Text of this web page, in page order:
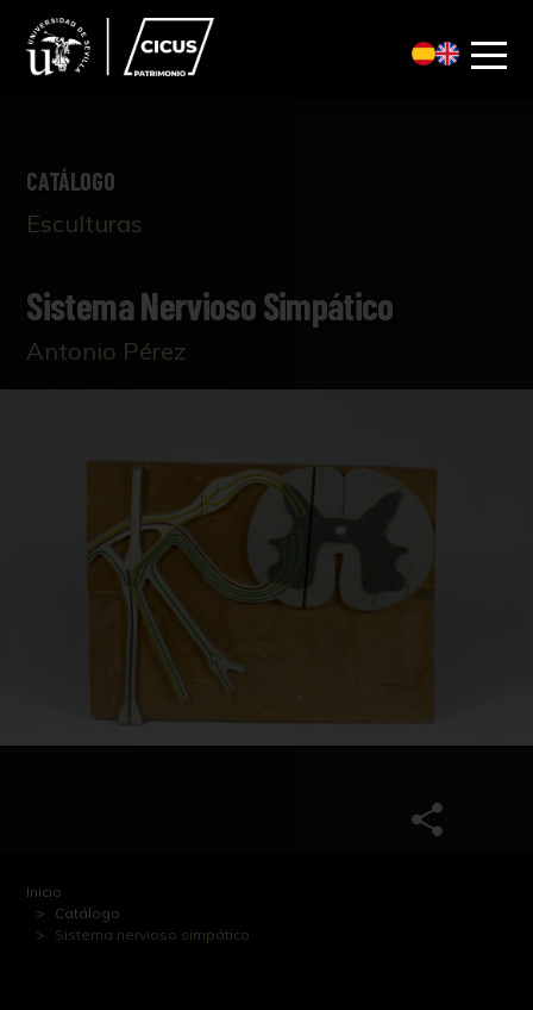
CATÁLOGO
Esculturas
Sistema Nervioso Simpático
Antonio Pérez
Inicio
Catálogo
Sistema nervioso simpático